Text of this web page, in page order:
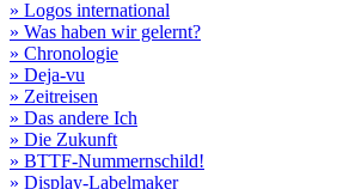
» Logos international
» Was haben wir gelernt?
» Chronologie
» Deja-vu
» Zeitreisen
» Das andere Ich
» Die Zukunft
» BTTF-Nummernschild!
» Display-Labelmaker